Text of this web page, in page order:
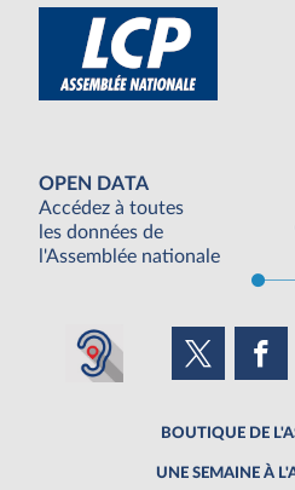
OPEN DATA
Accédez à toutes
les données de
l'Assemblée nationale
BOUTIQUE DE
UNE SEMAINE À